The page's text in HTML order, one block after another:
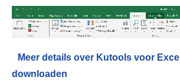
Meer details over Kutools voor
downloaden